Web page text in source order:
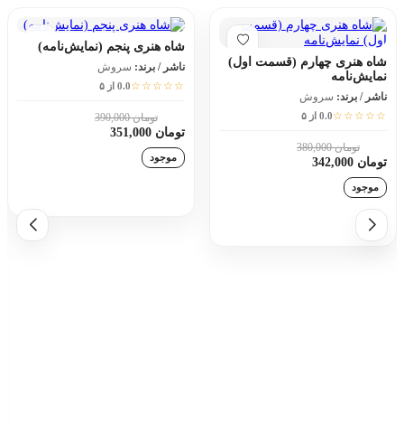
شاه هنری چهارم (قسمت اول)
نمایش‌نامه
ناشر / برند: سروش
☆☆☆☆☆0.0 از ۵
تومان 380,000
تومان 342,000
موجود
شاه هنری پنجم (نمایش‌نامه)
ناشر / برند: سروش
☆☆☆☆☆0.0 از ۵
تومان 390,000
تومان 351,000
موجود